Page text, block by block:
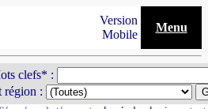
Version
Mobile
Menu
clefs* :
région :